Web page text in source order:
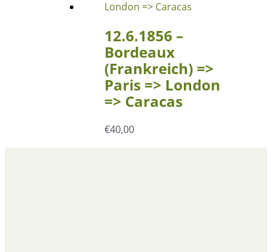
12.6.1856 –
Bordeaux
(Frankreich) =>
Paris => London
=> Caracas
€40,00